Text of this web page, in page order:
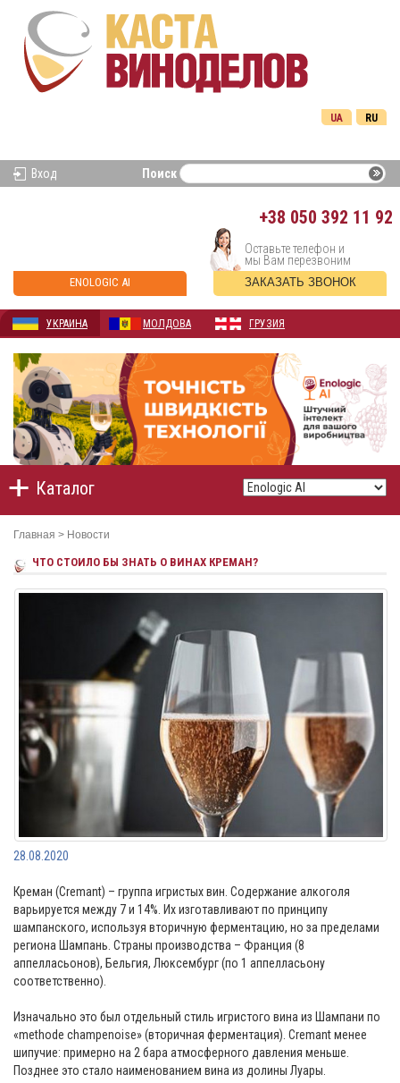
RU
UA
Вход Поиск
+38 050 392 11 92
ENOLOGIC AI
Оставьте телефон и
мы Вам перезвоним
ЗАКАЗАТЬ ЗВОНОК
УКРАИНА МОЛДОВА ГРУЗИЯ
Каталог
Главная > Новости
ЧТО СТОИЛО БЫ ЗНАТЬ О ВИНАХ КРЕМАН?
28.08.2020
Креман (Cremant) – группа игристых вин. Содержание алкоголя
варьируется между 7 и 14%. Их изготавливают по принципу
шампанского, используя вторичную ферментацию, но за пределами
региона Шампань. Страны производства – Франция (8
аппелласьонов), Бельгия, Люксембург (по 1 аппелласьону
соответственно).
Изначально это был отдельный стиль игристого вина из Шампани по
«methode champenoise» (вторичная ферментация). Cremant менее
шипучие: примерно на 2 бара атмосферного давления меньше.
Позднее это стало наименованием вина из долины Луары.